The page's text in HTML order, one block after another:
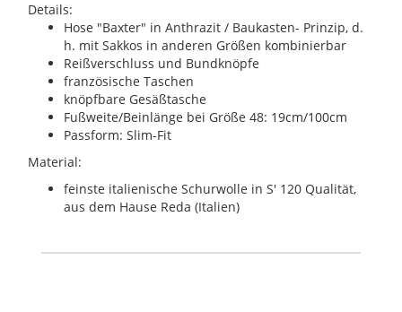
Details:
Hose "Baxter" in Anthrazit / Baukasten- Prinzip, d.
h. mit Sakkos in anderen Größen kombinierbar
Reißverschluss und Bundknöpfe
französische Taschen
knöpfbare Gesäßtasche
Fußweite/Beinlänge bei Größe 48: 19cm/100cm
Passform: Slim-Fit
Material:
feinste italienische Schurwolle in S' 120 Qualität,
aus dem Hause Reda (Italien)